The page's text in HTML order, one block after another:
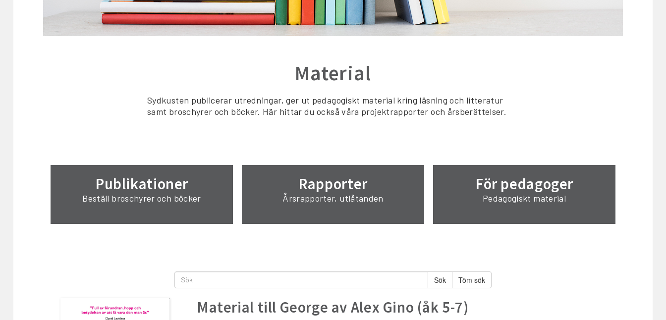
Material
Sydkusten publicerar utredningar, ger ut pedagogiskt material kring läsning och litteratur
samt broschyrer och böcker. Här hittar du också våra projektrapporter och årsberättelser.
Publikationer
Beställ broschyrer och böcker
Rapporter
Årsrapporter, utlåtanden
För pedagoger
Pedagogiskt material
Töm sök
Material till George av Alex Gino (åk 5-7)